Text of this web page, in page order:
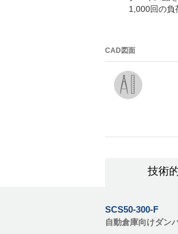
1,000回の負
CAD図面
技術
SCS50-300-F
自動倉庫向けダン